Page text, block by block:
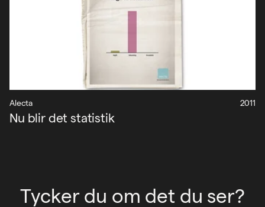
Alecta 2011
Nu blir det statistik
Tycker du om det du ser?